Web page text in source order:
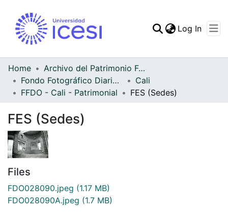
Statistics
Log In
Home
Archivo del Patrimonio Fotográfico y Fílmico del Valle del Cauca
Fondo Fotográfico Diario Occidente
Cali
FFDO - Cali - Patrimonial
FES (Sedes)
FES (Sedes)
Files
FDO028090.jpeg (1.17 MB)
FDO028090A.jpeg (1.7 MB)